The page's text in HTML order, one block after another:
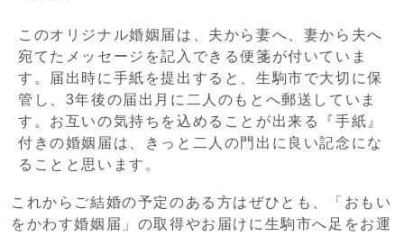
このオリジナル婚姻届は、夫から妻へ、妻から夫へ
宛てたメッセージを記入できる便箋が付いていま
す。届出時に手紙を提出すると、生駒市で大切に保
管し、3年後の届出月に二人のもとへ郵送していま
す。お互いの気持ちを込めることが出来る『手紙』
付きの婚姻届は、きっと二人の門出に良い記念にな
ることと思います。
これからご結婚の予定のある方はぜひとも、「おもい
をかわす婚姻届」の取得やお届けに生駒市へ足をお運